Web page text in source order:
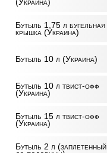
Бутыль 1,75 л бугельная
крышка (Украина)
Бутыль 10 л (Украина)
Бутыль 10 л твист-офф
(Украина)
Бутыль 15 л твист-офф
(Украина)
Бутыль 2 л (заплетенный